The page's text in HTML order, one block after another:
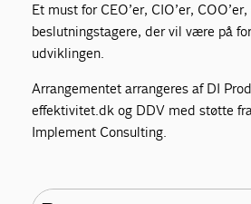
Et must for CEO’er, CIO’er,
beslutningstagere, der vil være på
udviklingen.
Arrangementet arrangeres af DI
effektivitet.dk og DDV med støtte
Implement Consulting.